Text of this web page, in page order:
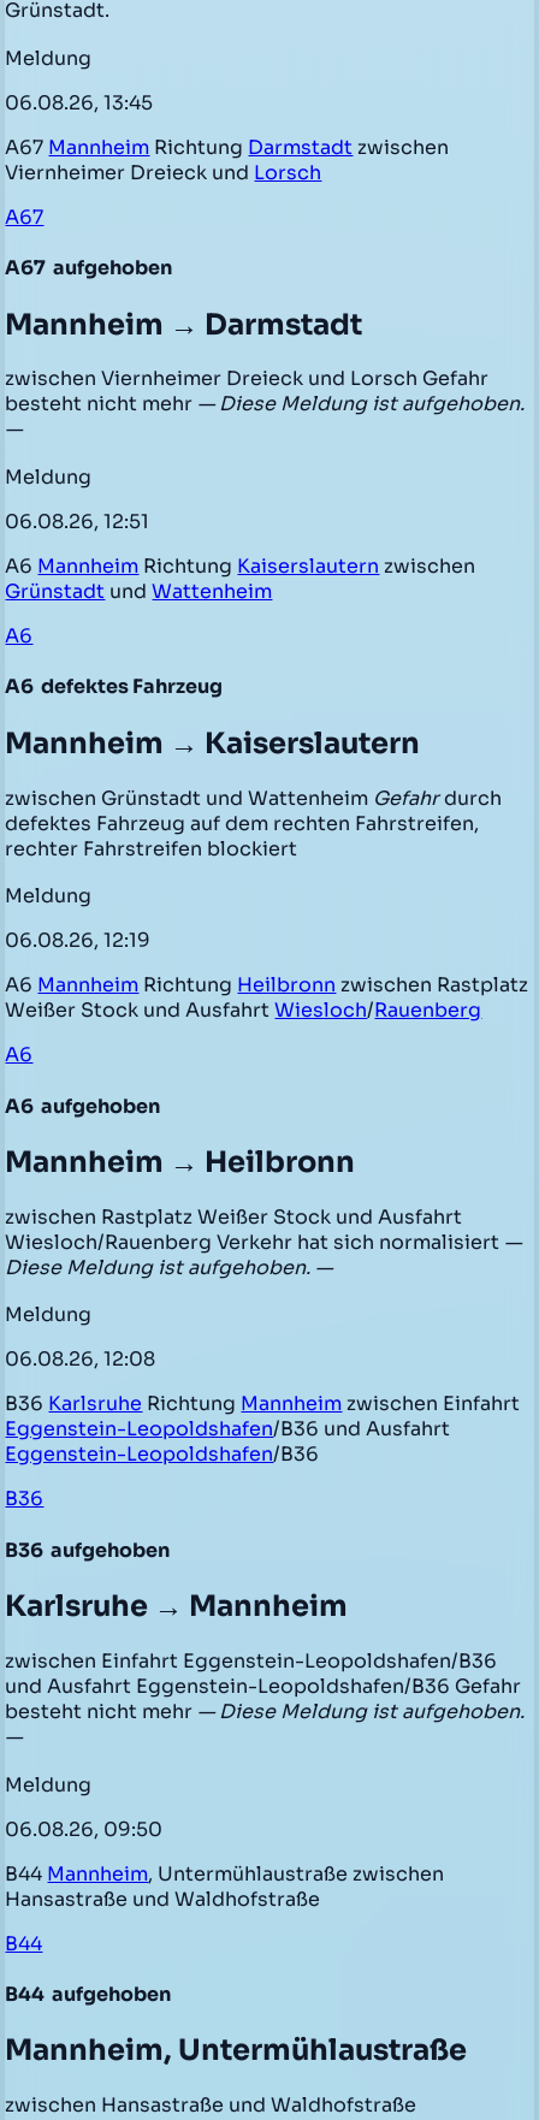
Grünstadt.
Meldung
06.08.26, 13:45
A67 Mannheim Richtung Darmstadt zwischen
Viernheimer Dreieck und Lorsch
A67
A67 aufgehoben
Mannheim → Darmstadt
zwischen Viernheimer Dreieck und Lorsch Gefahr
besteht nicht mehr — Diese Meldung ist aufgehoben.
—
Meldung
06.08.26, 12:51
A6 Mannheim Richtung Kaiserslautern zwischen
Grünstadt undWattenheim
A6
A6 defektes Fahrzeug
Mannheim → Kaiserslautern
zwischen Grünstadt und Wattenheim Gefahrdurch
defektes Fahrzeug auf dem rechten Fahrstreifen,
rechter Fahrstreifen blockiert
Meldung
06.08.26, 12:19
A6 Mannheim Richtung Heilbronn zwischen Rastplatz
Weißer Stock und AusfahrtWiesloch/Rauenberg
A6
A6 aufgehoben
Mannheim → Heilbronn
zwischen Rastplatz Weißer Stock und Ausfahrt
Wiesloch/Rauenberg Verkehr hat sich normalisiert —
Diese Meldung ist aufgehoben. —
Meldung
06.08.26, 12:08
B36 Karlsruhe Richtung Mannheim zwischen Einfahrt
Eggenstein-Leopoldshafen/B36 und Ausfahrt
Eggenstein-Leopoldshafen/B36
B36
B36 aufgehoben
Karlsruhe → Mannheim
zwischen Einfahrt Eggenstein-Leopoldshafen/B36
und Ausfahrt Eggenstein-Leopoldshafen/B36 Gefahr
besteht nicht mehr — Diese Meldung ist aufgehoben.
—
Meldung
06.08.26, 09:50
B44 Mannheim, Untermühlaustraße zwischen
Hansastraße und Waldhofstraße
B44
B44 aufgehoben
Mannheim, Untermühlaustraße
zwischen Hansastraße und Waldhofstraße